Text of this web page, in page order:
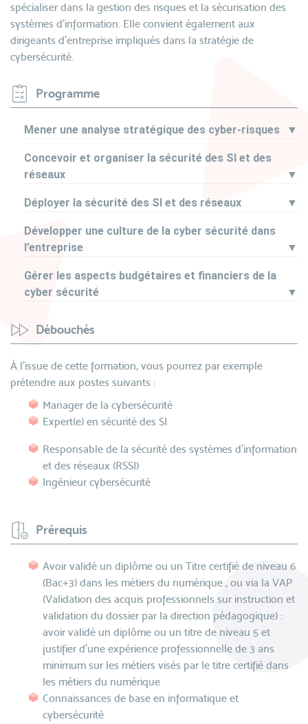
spécialiser dans la gestion des risques et la sécurisation des
systèmes d'information. Elle convient également aux
dirigeants d'entreprise impliqués dans la stratégie de
cybersécurité.
Programme
Mener une analyse stratégique des cyber-risques ▼
Concevoir et organiser la sécurité des SI et des
réseaux
▼
Déployer la sécurité des SI et des réseaux ▼
Développer une culture de la cyber sécurité dans
l’entreprise
▼
Gérer les aspects budgétaires et financiers de la
cyber sécurité
▼
Débouchés
À l’issue de cette formation, vous pourrez par exemple
prétendre aux postes suivants :
Manager de la cybersécurité
Expert(e) en sécurité des SI
Responsable de la sécurité des systèmes d’information
et des réseaux (RSSI)
Ingénieur cybersécurité
Prérequis
Avoir validé un diplôme ou un Titre certifié de niveau 6
(Bac+3) dans les métiers du numérique , ou via la VAP
(Validation des acquis professionnels sur instruction et
validation du dossier par la direction pédagogique) :
avoir validé un diplôme ou un titre de niveau 5 et
justifier d’une expérience professionnelle de 3 ans
minimum sur les métiers visés par le titre certifié dans
les métiers du numérique
Connaissances de base en informatique et
cybersécurité